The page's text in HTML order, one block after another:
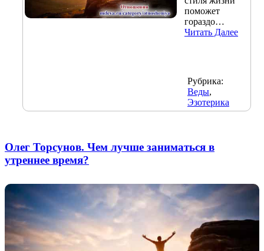
поможет
гораздо…
Читать Далее
Рубрика:
Веды,
Эзотерика
Олег Торсунов. Чем лучше заниматься в
утреннее время?